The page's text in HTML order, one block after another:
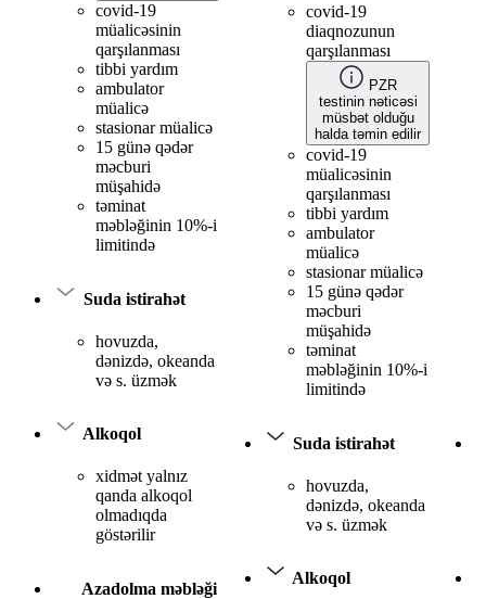
covid-19
müalicəsinin
qarşılanması
tibbi yardım
ambulator
müalicə
stasionar müalicə
15 günə qədər
məcburi
müşahidə
təminat
məbləğinin 10%-i
limitində
Suda istirahət
hovuzda,
dənizdə, okeanda
və s. üzmək
Alkoqol
xidmət yalnız
qanda alkoqol
olmadıqda
göstərilir
Azadolma məbləği
covid-19
diaqnozunun
qarşılanması
PZR
testinin nəticəsi
müsbət olduğu
halda təmin edilir
covid-19
müalicəsinin
qarşılanması
tibbi yardım
ambulator
müalicə
stasionar müalicə
15 günə qədər
məcburi
müşahidə
təminat
məbləğinin 10%-i
limitində
Suda istirahət
hovuzda,
dənizdə, okeanda
və s. üzmək
Alkoqol